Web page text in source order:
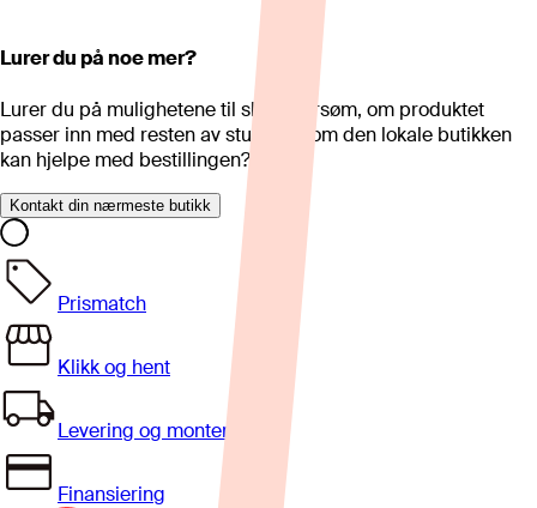
Lurer du på noe mer?
Lurer du på mulighetene til skreddersøm, om produktet
passer inn med resten av stua eller om den lokale butikken
kan hjelpe med bestillingen?
Kontakt din nærmeste butikk
Prismatch
Klikk og hent
Levering og montering
Finansiering